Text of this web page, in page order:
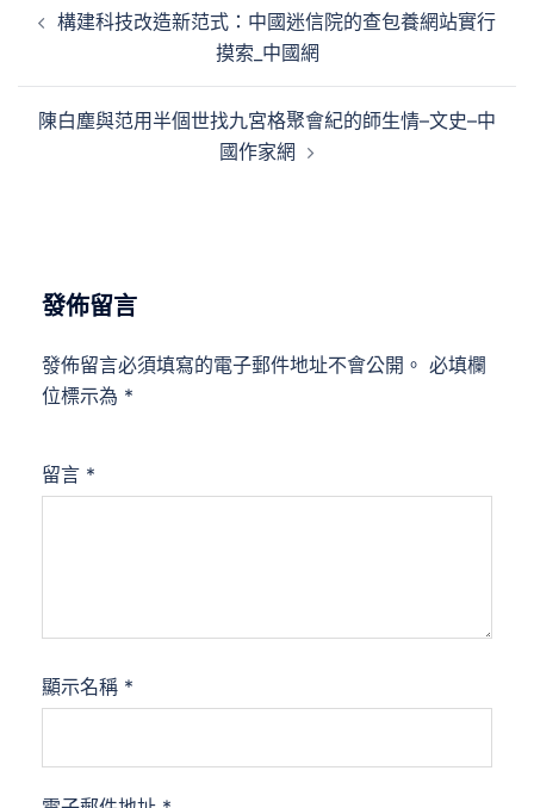
章 構建科技改造新范式：中國迷信院的查包養網站實行
摸索_中國網
陳白塵與范用半個世找九宮格聚會紀的師生情–文史–中
國作家網
發佈留言
發佈留言必須填寫的電子郵件地址不會公開。 必填欄
位標示為 *
留言 *
顯示名稱 *